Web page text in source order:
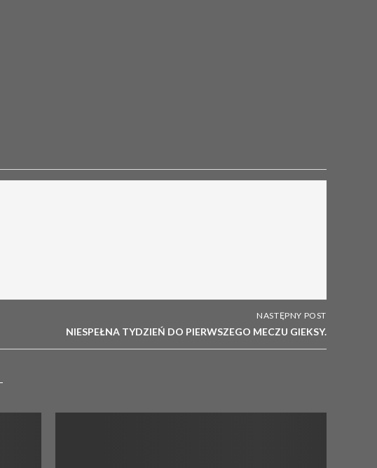
NASTĘPNY POST
NIESPEŁNA TYDZIEŃ DO PIERWSZEGO MECZU GIEKSY.